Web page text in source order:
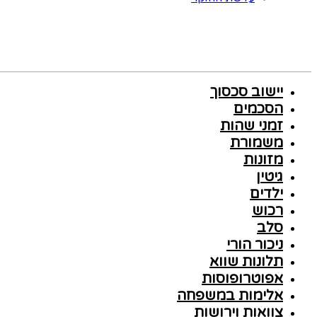
יישוב סכסוך
הסכמים
זמני שהות
משמורת
מזונות
גיטין
ילדים
רכוש
סלב
ניכור הורי
תלונות שווא
אפוטרופוסות
אלימות במשפחה
צוואות וירושות